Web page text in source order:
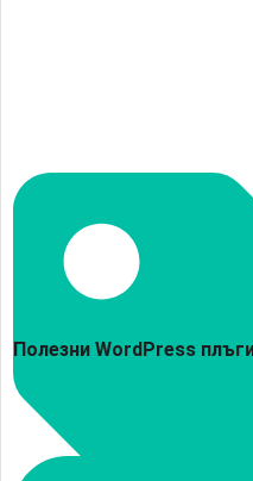
Полезни WordPress